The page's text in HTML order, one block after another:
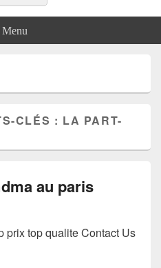
Menu
CLÉS : LA PART-
au paris
prix top qualite Contact Us